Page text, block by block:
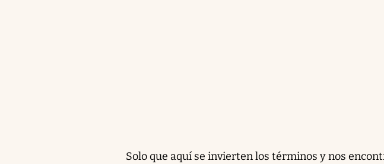
Solo que aquí se invierten los términos y nos